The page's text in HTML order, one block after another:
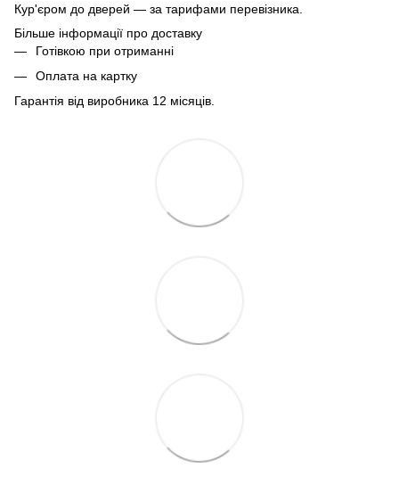
Кур'єром до дверей — за тарифами перевізника.
Більше інформації про доставку
Готівкою при отриманні
Оплата на картку
Гарантія від виробника 12 місяців.